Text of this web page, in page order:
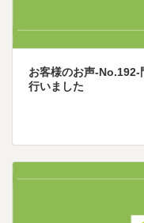
お客様のお声-No.192-
行いました